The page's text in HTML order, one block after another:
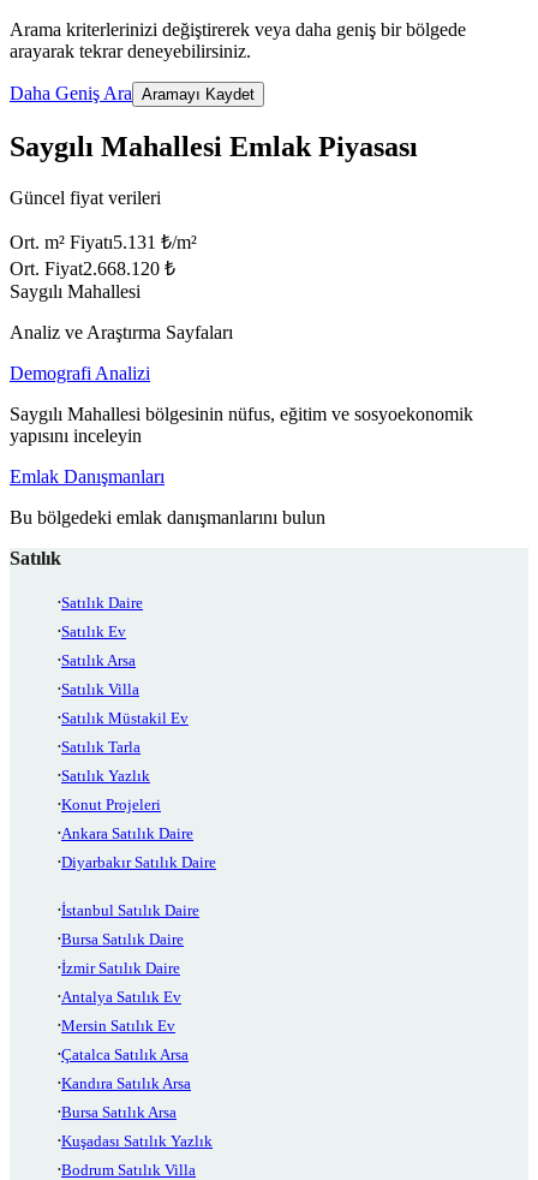
Arama kriterlerinizi değiştirerek veya daha geniş bir bölgede
arayarak tekrar deneyebilirsiniz.
Daha Geniş Ara Aramayı Kaydet
Saygılı Mahallesi Emlak Piyasası
Güncel fiyat verileri
Ort. m² Fiyatı5.131 ₺/m²
Ort. Fiyat2.668.120 ₺
Saygılı Mahallesi
Analiz ve Araştırma Sayfaları
Demografi Analizi
Saygılı Mahallesi bölgesinin nüfus, eğitim ve sosyoekonomik
yapısını inceleyin
Emlak Danışmanları
Bu bölgedeki emlak danışmanlarını bulun
Satılık
Satılık Daire
Satılık Ev
Satılık Arsa
Satılık Villa
Satılık Müstakil Ev
Satılık Tarla
Satılık Yazlık
Konut Projeleri
Ankara Satılık Daire
Diyarbakır Satılık Daire
İstanbul Satılık Daire
Bursa Satılık Daire
İzmir Satılık Daire
Antalya Satılık Ev
Mersin Satılık Ev
Çatalca Satılık Arsa
Kandıra Satılık Arsa
Bursa Satılık Arsa
Kuşadası Satılık Yazlık
Bodrum Satılık Villa